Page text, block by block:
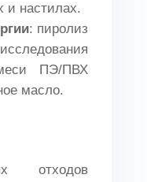
и настилах.
: пиролиз
ПЭ/ПВХ
масло.
отходов